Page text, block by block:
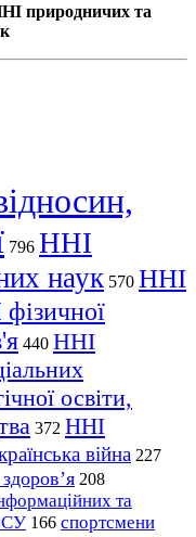
природничих та
796 ННІ
наук 570 ННІ
440 ННІ
освіти,
372 ННІ
війна 227
208
та
166 спортсмени